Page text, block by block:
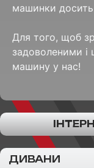
машинки
Для того, щоб
задоволеними і
машину у нас!
ДИВАНИ